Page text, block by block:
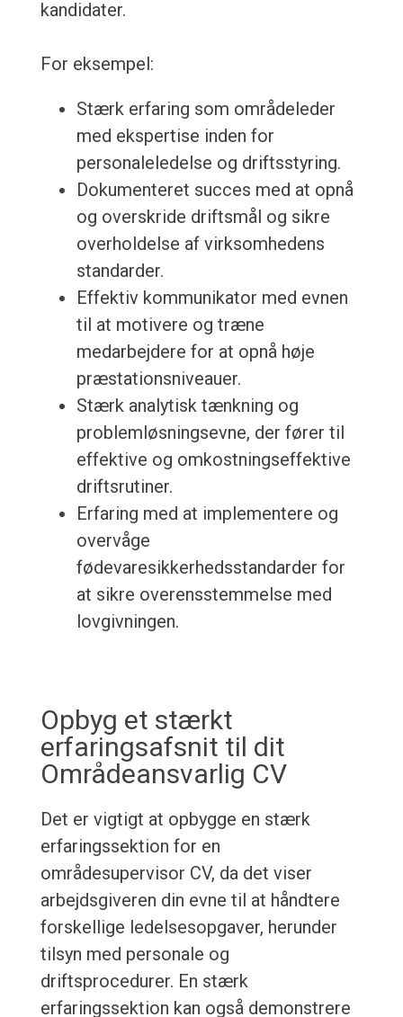
kandidater.
For eksempel:
Stærk erfaring som områdeleder
med ekspertise inden for
personaleledelse og driftsstyring.
Dokumenteret succes med at opnå
og overskride driftsmål og sikre
overholdelse af virksomhedens
standarder.
Effektiv kommunikator med evnen
til at motivere og træne
medarbejdere for at opnå høje
præstationsniveauer.
Stærk analytisk tænkning og
problemløsningsevne, der fører til
effektive og omkostningseffektive
driftsrutiner.
Erfaring med at implementere og
overvåge
fødevaresikkerhedsstandarder for
at sikre overensstemmelse med
lovgivningen.
Opbyg et stærkt
erfaringsafsnit til dit
Områdeansvarlig CV
Det er vigtigt at opbygge en stærk
erfaringssektion for en
områdesupervisor CV, da det viser
arbejdsgiveren din evne til at håndtere
forskellige ledelsesopgaver, herunder
tilsyn med personale og
driftsprocedurer. En stærk
erfaringssektion kan også demonstrere